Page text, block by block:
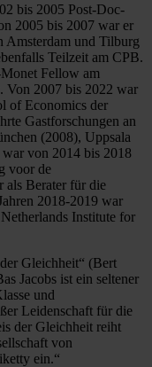
bis 2005 Post-Doc-
2005 bis 2007 war er
Amsterdam und Tilburg
Teilzeit am CPB.
Fellow am
Von 2007 bis 2022 war
of Economics der
Gastforschungen an
(2008), Uppsala
von 2014 bis 2018
voor de
als Berater für die
2018-2019 war
Institute for
Gleichheit“ (Bert
Jacobs ist ein seltener
und
Leidenschaft für die
der Gleichheit reiht
von
ein.“